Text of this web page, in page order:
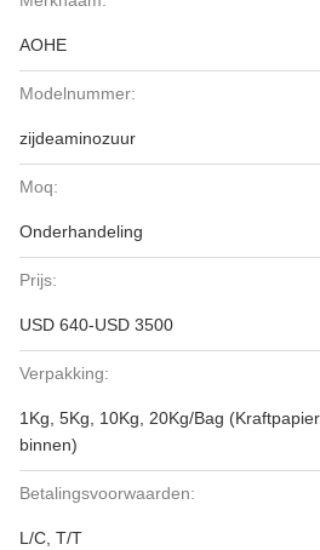
AOHE
Modelnummer:
zijdeaminozuur
Moq:
Onderhandeling
Prijs:
USD 640-USD 3500
Verpakking:
1Kg, 5Kg, 10Kg, 20Kg/Bag
binnen)
Betalingsvoorwaarden:
L/C, T/T